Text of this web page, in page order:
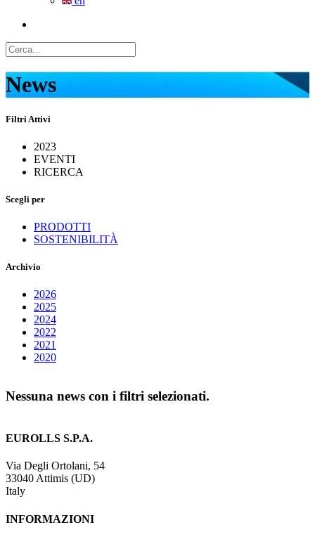
News
Filtri Attivi
2023
EVENTI
RICERCA
Scegli per
PRODOTTI
SOSTENIBILITÀ
Archivio
2026
2025
2024
2022
2021
2020
Nessuna news con i filtri selezionati.
EUROLLS S.P.A.
Via Degli Ortolani, 54
33040 Attimis (UD)
Italy
INFORMAZIONI